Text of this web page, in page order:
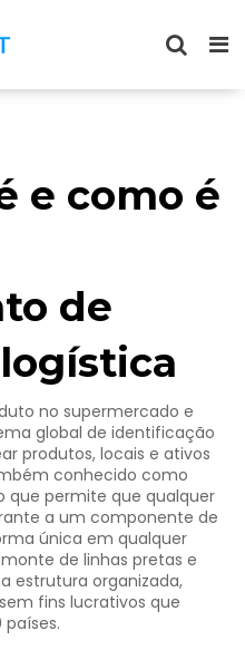
e como é
de
no supermercado e
global de identificação
produtos, locais e ativos
conhecido como
que permite que qualquer
a um componente de
única em qualquer
de linhas pretas e
estrutura organizada,
fins lucrativos que
países.